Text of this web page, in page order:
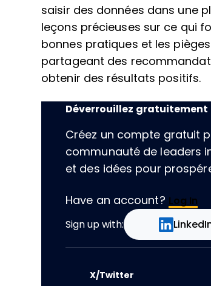
saisir des données dans une
leçons précieuses sur ce qui
bonnes pratiques et les
partageant des
obtenir des résultats positifs.
Déverrouillez gratuitement
Créez un compte gratuit
communauté de leaders
et des idées pour
Have an account? Log In
Sign up with:
X/Twitter